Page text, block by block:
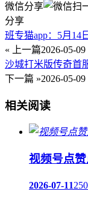
微信分享
分享
班专猫app：5月14
« 上一篇2026-05-09
沙城打米版传奇首
下一篇 »2026-05-09
相关阅读
视频号点
2026-07-11